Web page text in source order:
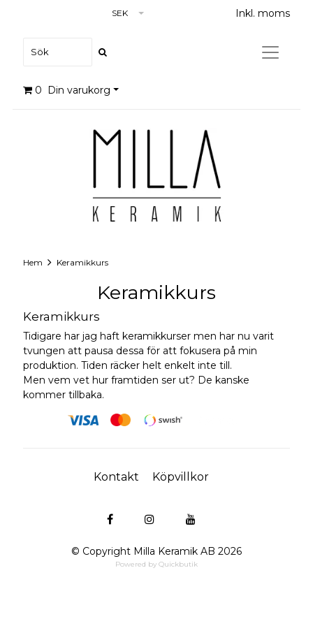
SEK Inkl. moms
0 Din varukorg
Hem Keramikkurs
Keramikkurs
Keramikkurs
Tidigare har jag haft keramikkurser men har nu varit
tvungen att pausa dessa för att fokusera på min
produktion. Tiden räcker helt enkelt inte till.
Men vem vet hur framtiden ser ut? De kanske
kommer tillbaka.
Kontakt Köpvillkor
© Copyright Milla Keramik AB 2026
Powered by Quickbutik